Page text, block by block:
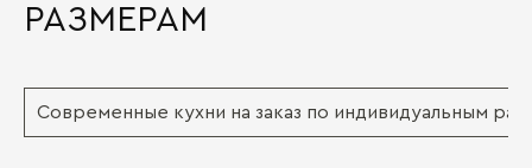
РАЗМЕРАМ
Современные кухни на заказ по индивидуальным